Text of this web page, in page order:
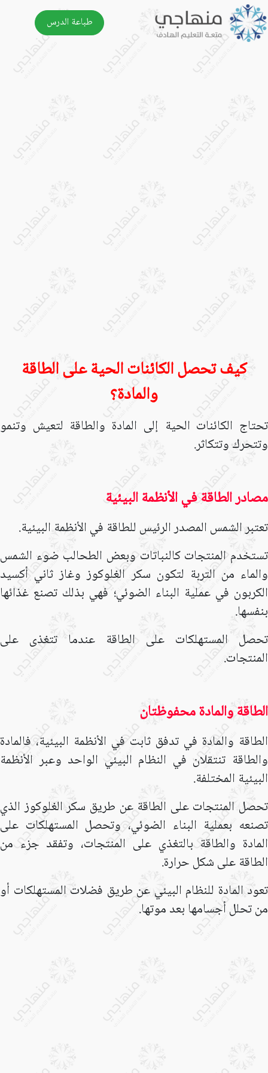
طباعة الدرس
كيف تحصل الكائنات الحية على الطاقة
والمادة؟
تحتاج الكائنات الحية إلى المادة والطاقة لتعيش وتنمو
وتتحرك وتتكاثر.
مصادر الطاقة في الأنظمة البيئية
تعتبر الشمس المصدر الرئيس للطاقة في الأنظمة البيئية.
تستخدم المنتجات كالنباتات وبعض الطحالب ضوء الشمس
والماء من التربة لتكون سكر الغلوكوز وغاز ثاني أكسيد
الكربون في عملية البناء الضوئي؛ فهي بذلك تصنع غذائها
بنفسها.
تحصل المستهلكات على الطاقة عندما تتغذى على
المنتجات.
الطاقة والمادة محفوظتان
الطاقة والمادة في تدفق ثابت في الأنظمة البيئية، فالمادة
والطاقة تنتقلان في النظام البيئي الواحد وعبر الأنظمة
البيئية المختلفة.
تحصل المنتجات على الطاقة عن طريق سكر الغلوكوز الذي
تصنعه بعملية البناء الضوئي، وتحصل المستهلكات على
المادة والطاقة بالتغذي على المنتجات، وتفقد جزء من
الطاقة على شكل حرارة.
تعود المادة للنظام البيئي عن طريق فضلات المستهلكات أو
من تحلل أجسامها بعد موتها.